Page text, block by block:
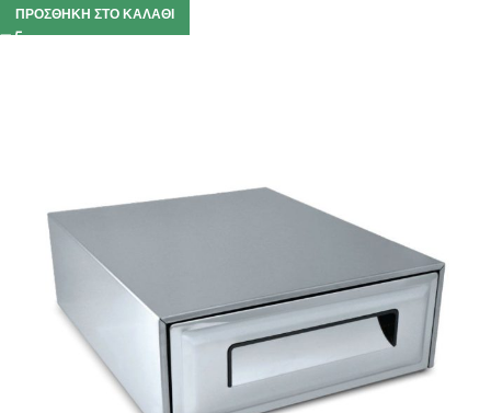
ΠΡΟΣΘΉΚΗ ΣΤΟ ΚΑΛΆΘΙ